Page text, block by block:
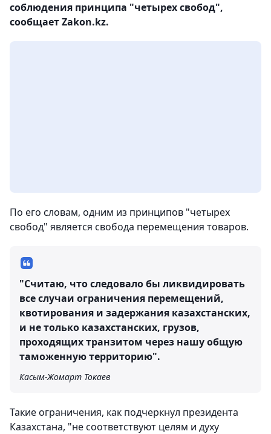
соблюдения принципа "четырех свобод",
сообщает Zakon.kz.
По его словам, одним из принципов "четырех
свобод" является свобода перемещения товаров.
"Считаю, что следовало бы ликвидировать
все случаи ограничения перемещений,
квотирования и задержания казахстанских,
и не только казахстанских, грузов,
проходящих транзитом через нашу общую
таможенную территорию".
Касым-Жомарт Токаев
Такие ограничения, как подчеркнул президента
Казахстана, "не соответствуют целям и духу